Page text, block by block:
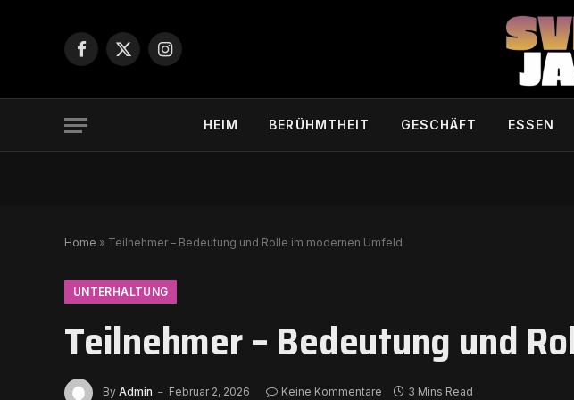
Facebook
X
Instagram
HEIM BERÜHMTHEIT GESCHÄFT ESSEN
Home » Teilnehmer – Bedeutung und Rolle im modernen Umfeld
UNTERHALTUNG
Teilnehmer – Bedeutung und
By Admin Februar 2, 2026 Keine Kommentare 3 Mins Read